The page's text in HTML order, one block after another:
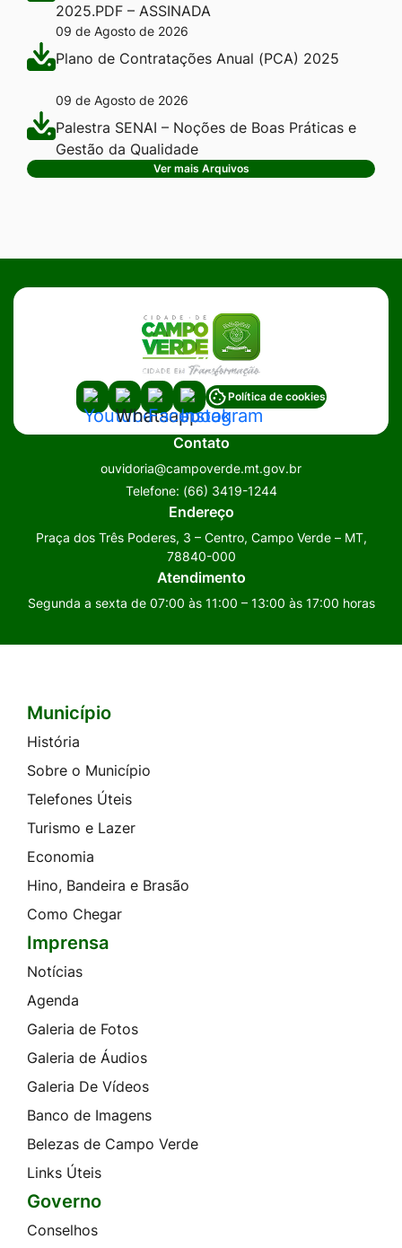
2025.PDF – ASSINADA
09 de Agosto de 2026
Plano de Contratações Anual (PCA) 2025
09 de Agosto de 2026
Palestra SENAI – Noções de Boas Práticas e
Gestão da Qualidade
Ver mais Arquivos
Acessar
a
Social
Acessar
a
Social
Whatsapp
Acessar
a
Rede
Social
Facebook
Acessar
a
Rede
Social
Instagram
Política de cookies
Contato
ouvidoria@campoverde.mt.gov.br
Telefone: (66) 3419-1244
Endereço
Praça dos Três Poderes, 3 – Centro, Campo Verde – MT,
78840-000
Atendimento
Segunda a sexta de 07:00 às 11:00 – 13:00 às 17:00 horas
Seção do Rodapé e Contato
Município
História
Sobre o Município
Telefones Úteis
Turismo e Lazer
Economia
Hino, Bandeira e Brasão
Como Chegar
Imprensa
Notícias
Agenda
Galeria de Fotos
Galeria de Áudios
Galeria De Vídeos
Banco de Imagens
Belezas de Campo Verde
Links Úteis
Governo
Conselhos